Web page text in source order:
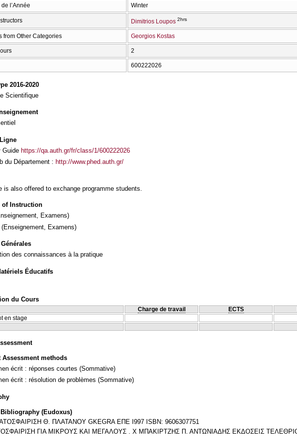
l’Année Winter
Dimitrios Loupos 2hrs
from Other Categories Georgios Kostas
2
600222026
2016-2020
Scientifique
Guide https://qa.auth.gr/fr/class/1/600222026
du Département : http://www.phed.auth.gr/
is also offered to exchange programme students.
of Instruction
Examens)
(Enseignement, Examens)
des connaissances à la pratique
Éducatifs
du Cours
Charge de travail ECTS
en stage
Assessment methods
écrit : réponses courtes (Sommative)
écrit : résolution de problèmes (Sommative)
(Eudoxus)
Θ. ΠΛΑΤΑΝΟΥ GKEGRA ΕΠΕ Ι997 ISBN: 9606307751
ΓΙΑ ΜΙΚΡΟΥΣ ΚΑΙ ΜΕΓΑΛΟΥΣ . Χ ΜΠΑΚΙΡΤΖΗΣ Π. ΑΝΤΩΝΙΑΔΗΣ ΕΚΔΟΣΕΙΣ